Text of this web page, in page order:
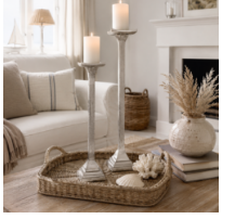
wishlist